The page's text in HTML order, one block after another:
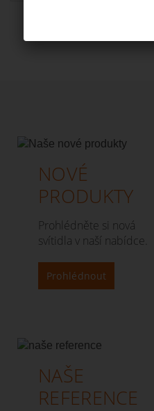
NOVÉ
PRODUKTY
Prohlédněte si nová
svítidla v naší nabídce.
Prohlédnout
NAŠE
REFERENCE